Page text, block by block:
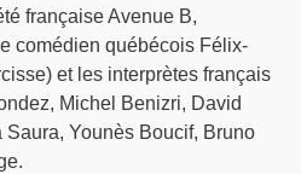
française Avenue B,
comédien québécois Félix-
et les interprètes français
Michel Benizri, David
Younès Boucif, Bruno